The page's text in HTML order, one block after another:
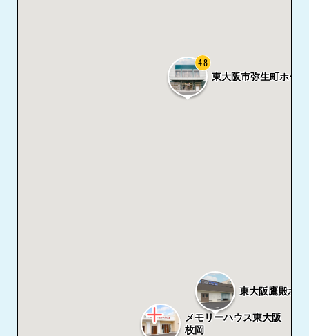
メモリーハウス東大阪
枚岡
東大阪鷹殿ホー
東大阪市弥生町ホール
4.8